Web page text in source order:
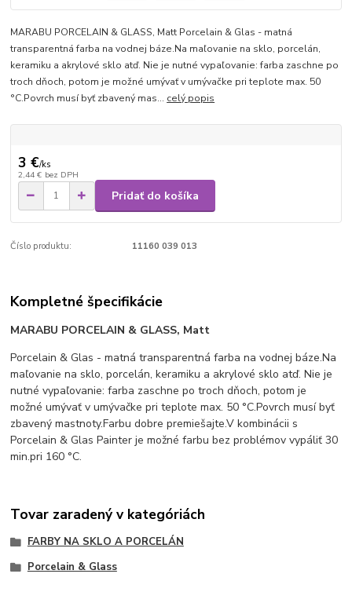
MARABU PORCELAIN & GLASS, Matt Porcelain & Glas - matná
transparentná farba na vodnej báze.Na maľovanie na sklo, porcelán,
keramiku a akrylové sklo atď. Nie je nutné vypaľovanie: farba zaschne po
troch dňoch, potom je možné umývať v umývačke pri teplote max. 50
°C.Povrch musí byť zbavený mas... celý popis
3 €/ks
2,44 € bez DPH
Pridať do košíka
Číslo produktu: 11160 039 013
Kompletné špecifikácie
MARABU PORCELAIN & GLASS, Matt
Porcelain & Glas - matná transparentná farba na vodnej báze.Na
maľovanie na sklo, porcelán, keramiku a akrylové sklo atď. Nie je
nutné vypaľovanie: farba zaschne po troch dňoch, potom je
možné umývať v umývačke pri teplote max. 50 °C.Povrch musí byť
zbavený mastnoty.Farbu dobre premiešajte.V kombinácii s
Porcelain & Glas Painter je možné farbu bez problémov vypáliť 30
min.pri 160 °C.
Tovar zaradený v kategóriách
FARBY NA SKLO A PORCELÁN
Porcelain & Glass